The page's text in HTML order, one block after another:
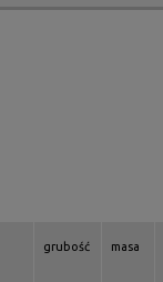
grubość masa